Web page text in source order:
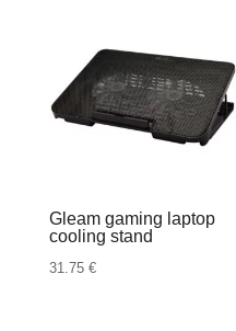
Gleam gaming laptop
cooling stand
31.75 €